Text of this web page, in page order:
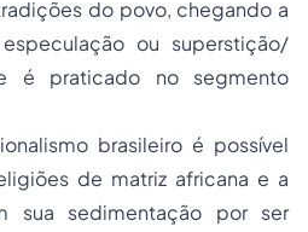
do povo, chegando a
ou superstição/
é praticado no segmento
brasileiro é possível
de matriz africana e a
sua sedimentação por ser